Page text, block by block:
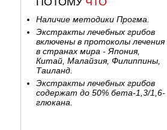
Наличие методики Прогма.
Экстракты лечебных грибов
включены в протоколы лечения
в странах мира - Япония,
Китай, Малайзия, Филиппины,
Таиланд.
Экстракты лечебных грибов
содержат до 50% бета-1,3/1,6-
глюкана.